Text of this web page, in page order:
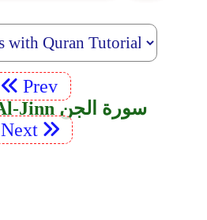
Prev
72. Surah Al-Jinn سورة الجن
Next